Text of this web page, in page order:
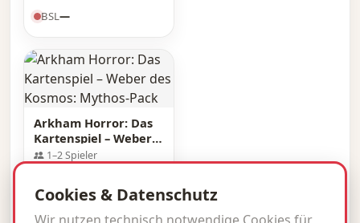
BSL—
Arkham Horror: Das
Kartenspiel – Weber
des Kosmos: Mythos-
Pack
1–2 Spieler
Cookies & Datenschutz